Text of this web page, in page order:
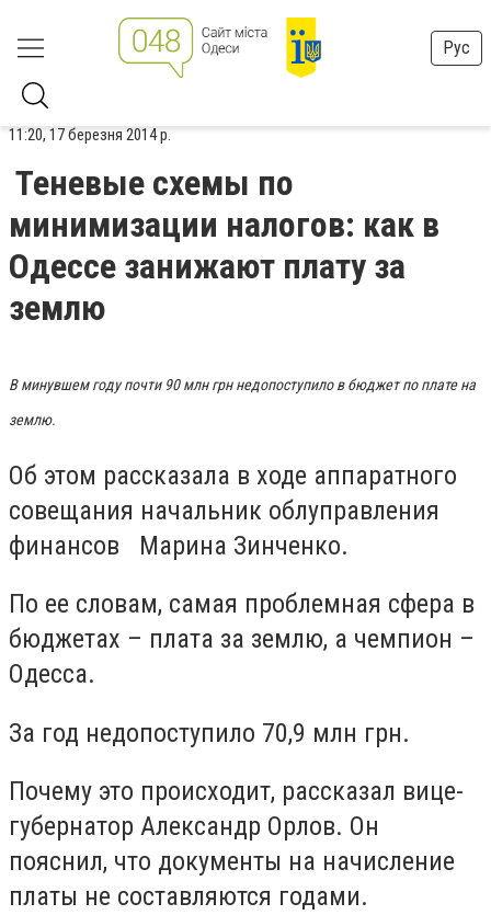
Рус
11:20, 17 березня 2014 р.
Теневые схемы по
минимизации налогов: как в
Одессе занижают плату за
землю
В минувшем году почти 90 млн грн недопоступило в бюджет по плате на
землю.
Об этом рассказала в ходе аппаратного
совещания начальник облуправления
финансов Марина Зинченко.
По ее словам, самая проблемная сфера в
бюджетах – плата за землю, а чемпион –
Одесса.
За год недопоступило 70,9 млн грн.
Почему это происходит, рассказал вице-
губернатор Александр Орлов. Он
пояснил, что документы на начисление
платы не составляются годами.